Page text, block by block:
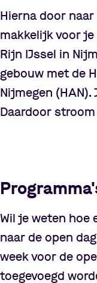
Hierna door
makkelijk voor
Rijn IJssel in
gebouw met de
Nijmegen
Daardoor
Wil je weten hoe
naar de open
week voor de
toegevoegd